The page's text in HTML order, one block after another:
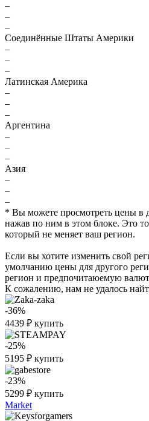
–
–
–
Соединённые Штаты Америки
–
–
–
Латинская Америка
–
–
–
Аргентина
–
–
–
Азия
–
–
–
* Вы можете просмотреть цены в
нажав по ним в этом блоке. Это
который не меняет ваш регион.
Если вы хотите изменить свой
умолчанию цены для другого
регион и предпочитаюемую
К сожалению, нам не удалось
-36%
4439 ₽ купить
-25%
5195 ₽ купить
-23%
5299 ₽ купить
Market